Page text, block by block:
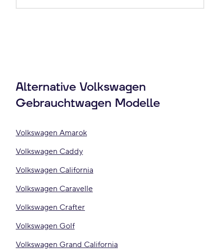
Alternative Volkswagen
Gebrauchtwagen Modelle
Volkswagen Amarok
Volkswagen Caddy
Volkswagen California
Volkswagen Caravelle
Volkswagen Crafter
Volkswagen Golf
Volkswagen Grand California